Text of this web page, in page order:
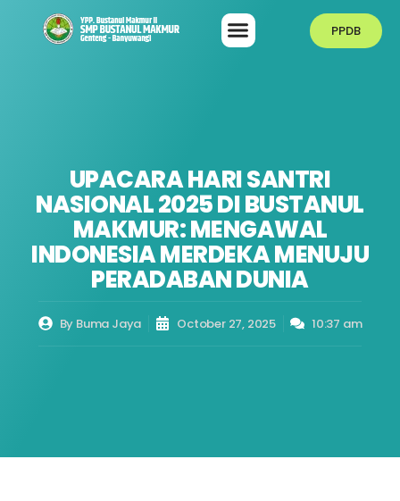
PPDB
UPACARA HARI SANTRI
NASIONAL 2025 DI BUSTANUL
MAKMUR: MENGAWAL
INDONESIA MERDEKA MENUJU
PERADABAN DUNIA
By Buma Jaya October 27, 2025 10:37 am